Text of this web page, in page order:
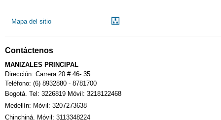
Mapa del sitio
Contáctenos
MANIZALES PRINCIPAL
Dirección: Carrera 20 # 46- 35
Teléfono: (6) 8932880 - 8781700
Bogotá. Tel: 3226819 Móvil: 3218122468
Medellín: Móvil: 3207273638
Chinchiná. Móvil: 3113348224